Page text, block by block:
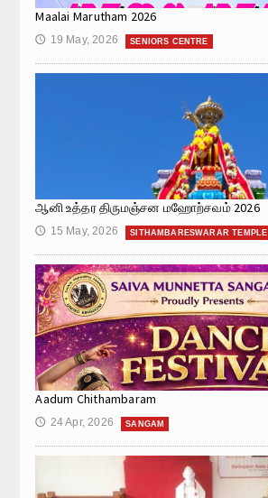
Maalai Marutham 2026
🕔 19 May, 2026 SENIORS CENTRE
ஆனி உத்தர திருமஞ்சன மஹோற்சவம் 2026
🕔 15 May, 2026 SITHAMBARESWARAR TEMPLE
Aadum Chithambaram
🕔 24 Apr, 2026 SANGAM